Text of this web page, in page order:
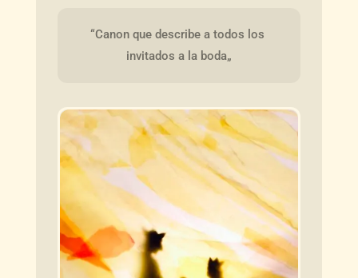
“Canon que describe a todos los
invitados a la boda„